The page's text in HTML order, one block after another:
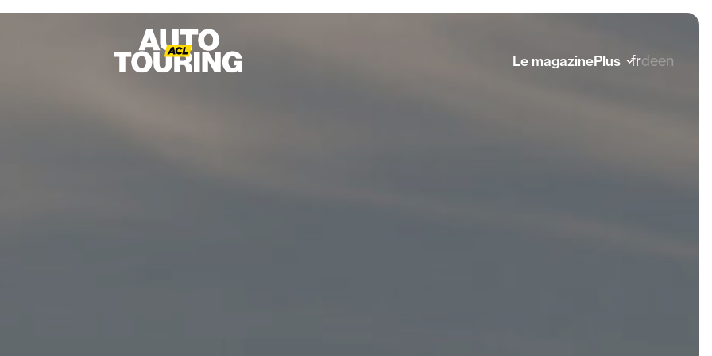
Le magazinePlus frdeen